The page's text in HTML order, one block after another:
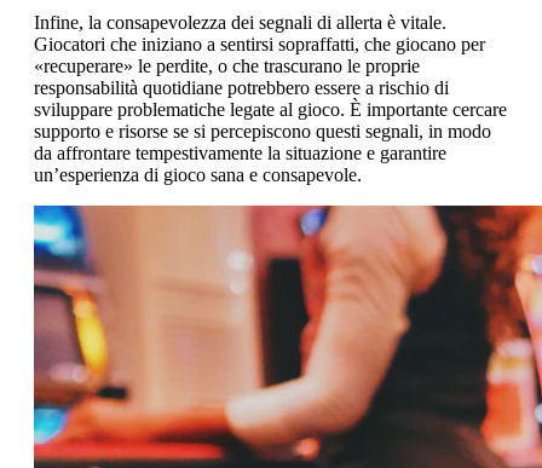
Infine, la consapevolezza dei segnali di allerta è vitale.
Giocatori che iniziano a sentirsi sopraffatti, che giocano per
«recuperare» le perdite, o che trascurano le proprie
responsabilità quotidiane potrebbero essere a rischio di
sviluppare problematiche legate al gioco. È importante cercare
supporto e risorse se si percepiscono questi segnali, in modo
da affrontare tempestivamente la situazione e garantire
un’esperienza di gioco sana e consapevole.